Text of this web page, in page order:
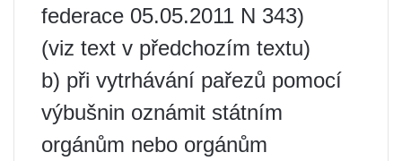
federace 05.05.2011 N 343)
(viz text v předchozím textu)
b) při vytrhávání pařezů pomocí
výbušnin oznámit státním
orgánům nebo orgánům